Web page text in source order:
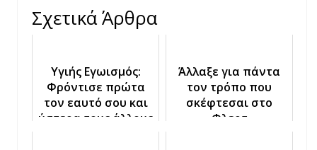
Σχετικά Άρθρα
Υγιής Εγωισμός:
Φρόντισε πρώτα
τον εαυτό σου και
ύστερα τους άλλους
Άλλαξε για πάντα
τον τρόπο που
σκέφτεσαι στο
Φλερτ